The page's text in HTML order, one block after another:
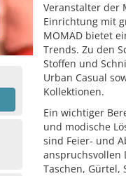
Veranstalter der
Einrichtung mit
MOMAD bietet
Trends. Zu den
Stoffen und
Urban Casual
Kollektionen.
Ein wichtiger
und modische
sind Feier- und
anspruchsvollen
Taschen, Gürtel,